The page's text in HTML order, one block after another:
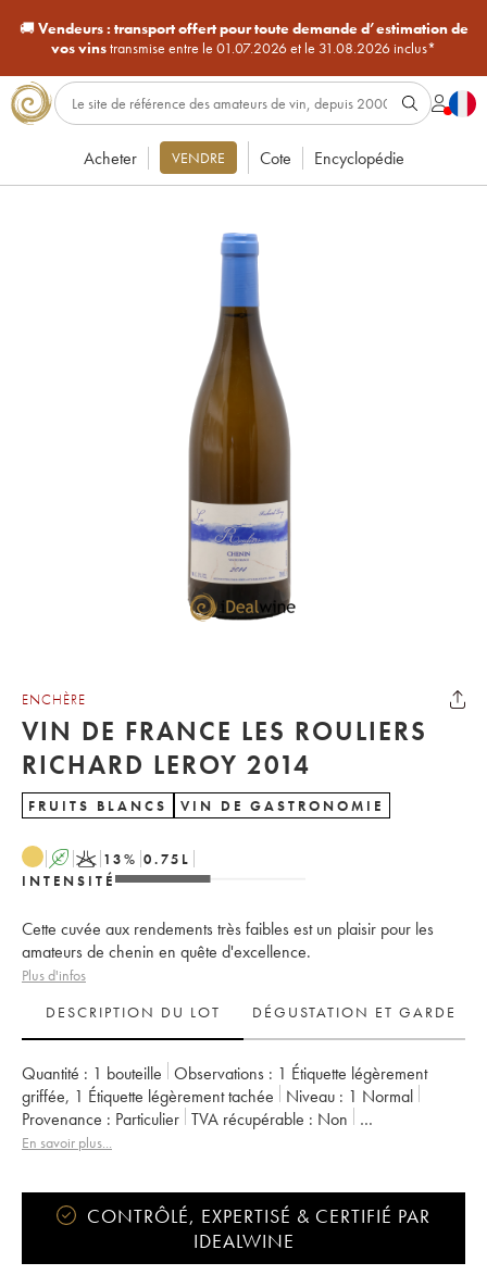
🚚Vendeurs : transport offert pour toute demande d’estimation de
vos vinstransmise entre le 01.07.2026 et le 31.08.2026 inclus*
Acheter VENDRE Cote Encyclopédie
ENCHÈRE
VIN DE FRANCE LES ROULIERS
RICHARD LEROY 2014
FRUITS BLANCS VIN DE GASTRONOMIE
A K 13% 0.75 L
INTENSITÉ
Cette cuvée aux rendements très faibles est un plaisir pour les
amateurs de chenin en quête d'excellence.
Plus d'infos
DESCRIPTION DU LOT
DÉGUSTATION ET GARDE
Quantité : 1 bouteille Observations : 1 Étiquette légèrement
griffée, 1 Étiquette légèrement tachée Niveau : 1 Normal
Provenance : particulier TVA récupérable :
non
Région :
Vallée de la Loire
En savoir plus...
CONTRÔLÉ, EXPERTISÉ & CERTIFIÉ PAR
IDEALWINE